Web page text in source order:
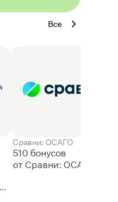
Все
Сравни: ОСАГО
510 бонусов